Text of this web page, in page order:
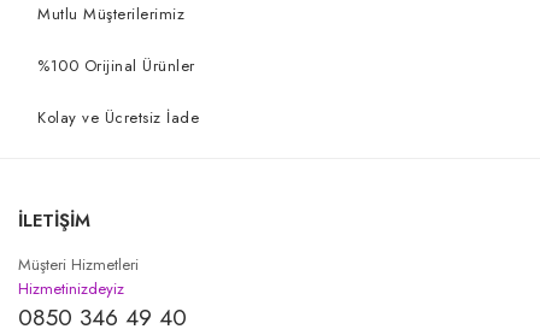
Mutlu Müşterilerimiz
%100 Orijinal Ürünler
Kolay ve Ücretsiz İade
İLETİŞİM
Müşteri Hizmetleri
Hizmetinizdeyiz
0850 346 49 40